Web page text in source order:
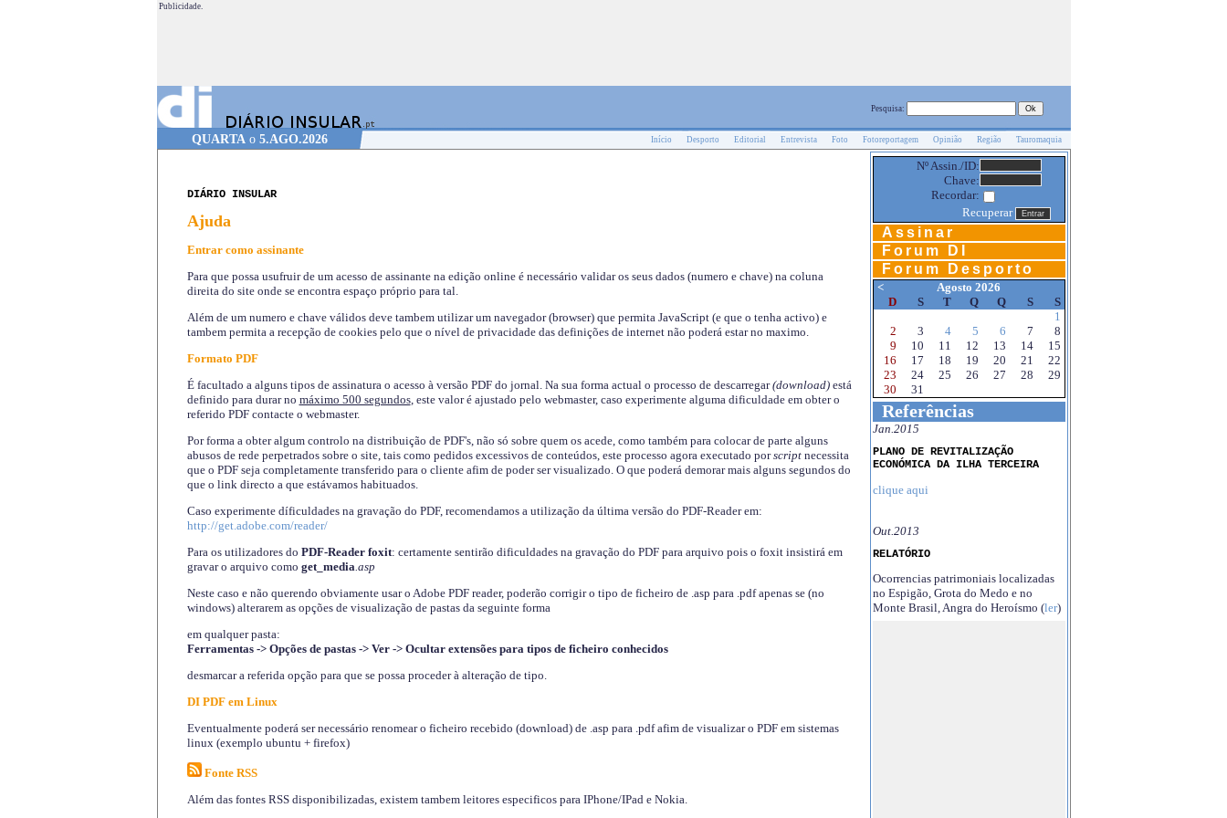
Publicidade.
Pesquisa:
QUARTAo 5.AGO.2026 Início Desporto Editorial Entrevista Foto Fotoreportagem Opinião Região Tauromaquia
DIÁRIO INSULAR
Ajuda
Entrar como assinante
Para que possa usufruir de um acesso de assinante na edição online é necessário validar os seus dados (numero e chave) na coluna
direita do site onde se encontra espaço próprio para tal.
Além de um numero e chave válidos deve tambem utilizar um navegador (browser) que permita JavaScript (e que o tenha activo) e
tambem permita a recepção de cookies pelo que o nível de privacidade das definições de internet não poderá estar no maximo.
Formato PDF
É facultado a alguns tipos de assinatura o acesso à versão PDF do jornal. Na sua forma actual o processo de descarregar(download)está
definido para durar no máximo 500 segundos, este valor é ajustado pelo webmaster, caso experimente alguma dificuldade em obter o
referido PDF contacte o webmaster.
Por forma a obter algum controlo na distribuição de PDF's, não só sobre quem os acede, como também para colocar de parte alguns
abusos de rede perpetrados sobre o site, tais como pedidos excessivos de conteúdos, este processo agora executado porscriptnecessita
que o PDF seja completamente transferido para o cliente afim de poder ser visualizado. O que poderá demorar mais alguns segundos do
que o link directo a que estávamos habituados.
Caso experimente díficuldades na gravação do PDF, recomendamos a utilização da última versão do PDF-Reader em:
http://get.adobe.com/reader/
Para os utilizadores do PDF-Reader foxit: certamente sentirão dificuldades na gravação do PDF para arquivo pois o foxit insistirá em
gravar o arquivo como get_media.asp
Neste caso e não querendo obviamente usar o Adobe PDF reader, poderão corrigir o tipo de ficheiro de .asp para .pdf apenas se (no
windows) alterarem as opções de visualização de pastas da seguinte forma
em qualquer pasta:
Ferramentas -> Opções de pastas -> Ver -> Ocultar extensões para tipos de ficheiro conhecidos
desmarcar a referida opção para que se possa proceder à alteração de tipo.
DI PDF em Linux
Eventualmente poderá ser necessário renomear o ficheiro recebido (download) de .asp para .pdf afim de visualizar o PDF em sistemas
linux (exemplo ubuntu + firefox)
Fonte RSS
Além das fontes RSS disponibilizadas, existem tambem leitores especificos para IPhone/IPad e Nokia.
Nº Assin./ID:
Chave:
Recordar:
Recuperar
Assinar
Forum DI
Forum Desporto
<
Agosto 2026
D
S T Q Q S
S
1
2
3 4 5 6 7
8
9
10 11 12 13 14
15
16
17 18 19 20 21
22
23
24 25 26 27 28
29
30
31
Referências
Jan.2015
PLANO DE REVITALIZAÇÃO
ECONÓMICA DA ILHA TERCEIRA
clique aqui
Out.2013
RELATÓRIO
Ocorrencias patrimoniais localizadas
no Espigão, Grota do Medo e no
Monte Brasil, Angra do Heroísmo (ler)